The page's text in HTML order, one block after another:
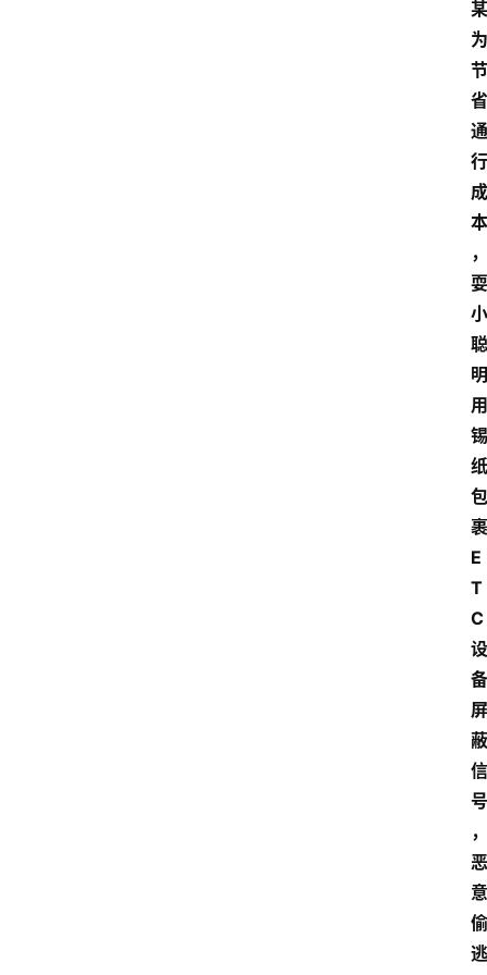
某
为
节
省
通
行
成
本
，
耍
小
聪
明
用
锡
纸
包
裹
E
T
C
设
备
屏
蔽
信
号
，
恶
意
偷
逃